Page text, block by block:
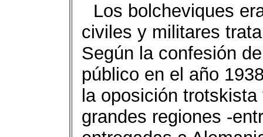
Los bolcheviques
civiles y militares
Según la confesión
público en el año
la oposición
grandes regiones -